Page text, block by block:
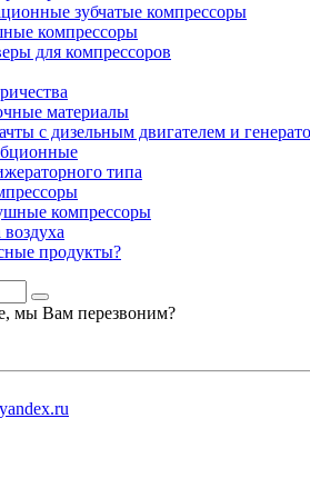
зубчатые компрессоры
компрессоры
для компрессоров
материалы
с дизельным двигателем и
типа
компрессоры
продукты?
мы Вам перезвоним?